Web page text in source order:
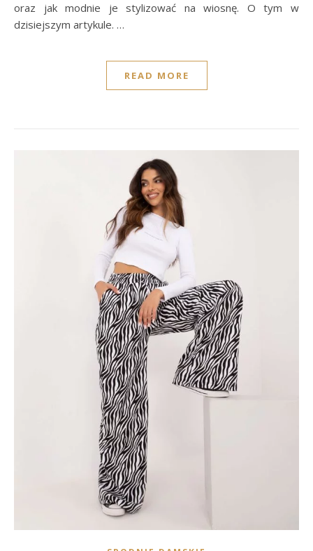
oraz jak modnie je stylizować na wiosnę. O tym w
dzisiejszym artykule. …
READ MORE